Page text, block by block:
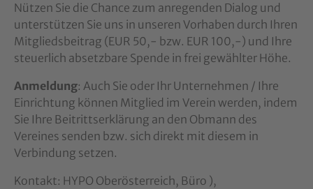
Nützen Sie die Chance zum anregenden Dialog und
unterstützen Sie uns in unseren Vorhaben durch Ihren
Mitgliedsbeitrag (EUR 50,- bzw. EUR 100,-) und Ihre
steuerlich absetzbare Spende in frei gewählter Höhe.
Anmeldung: Auch Sie oder Ihr Unternehmen / Ihre
Einrichtung können Mitglied im Verein werden, indem
Sie Ihre Beitrittserklärung an den Obmann des
Vereines senden bzw. sich direkt mit diesem in
Verbindung setzen.
Kontakt: HYPO Oberösterreich, Büro ),